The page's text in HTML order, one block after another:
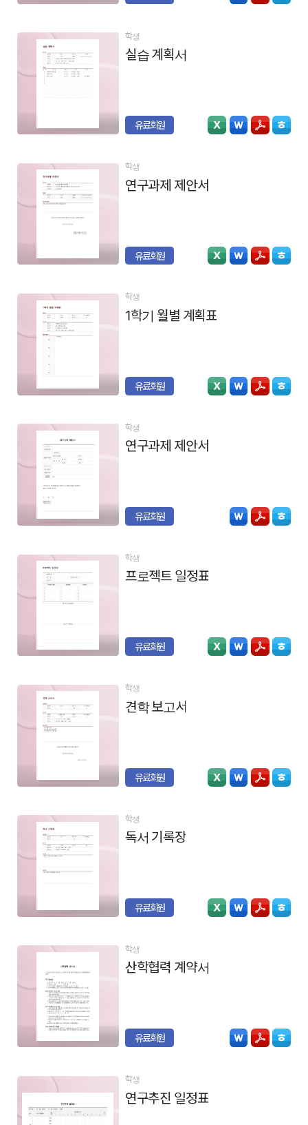
학생
실습 계획서
유료회원
학생
연구과제 제안서
유료회원
학생
1학기 월별 계획표
유료회원
학생
연구과제 제안서
유료회원
학생
프로젝트 일정표
유료회원
학생
견학 보고서
유료회원
학생
독서 기록장
유료회원
학생
산학협력 계약서
유료회원
학생
연구추진 일정표